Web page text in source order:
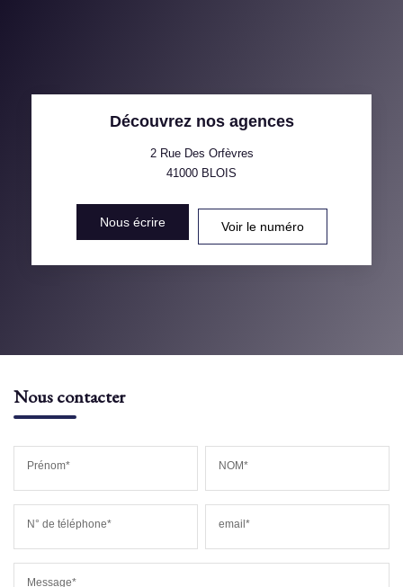
PART DES MÉNAGES SANS
VOITURE
ECOLES ET CRÈCHES
Découvrez nos agences
2 Rue Des Orfèvres
41000 BLOIS
Nous écrire Voir le numéro
Nous contacter
Prénom* NOM*
N° de téléphone* email*
Message*